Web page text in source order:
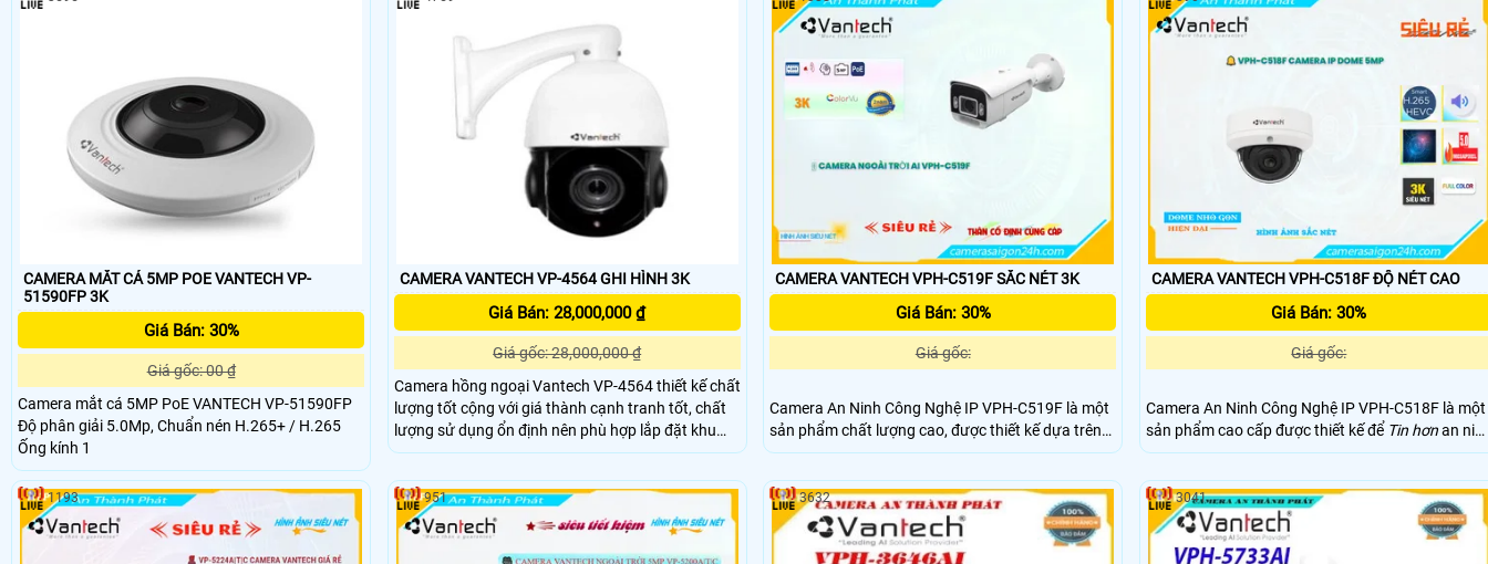
CAMERA MẮT CÁ 5MP POE VANTECH VP-
51590FP 3K
Giá Bán: 30%
Giá gốc: 00 ₫
Camera mắt cá 5MP PoE VANTECH VP-51590FP
Độ phân giải 5.0Mp, Chuẩn nén H.265+ / H.265
Ống kính 1
CAMERA VANTECH VP-4564 GHI HÌNH 3K
Giá Bán: 28,000,000 ₫
Giá gốc: 28,000,000 ₫
Camera hồng ngoại Vantech VP-4564 thiết kế chất
lượng tốt cộng với giá thành cạnh tranh tốt, chất
lượng sử dụng ổn định nên phù hợp lắp đặt khu
vực ngoài trời rộng lớn cho công trình xây dựng, xí
thương mại, v. v. v.
CAMERA VANTECH VPH-C519F SẮC NÉT 3K
Giá Bán: 30%
Giá gốc:
Camera An Ninh Công Nghệ IP VPH-C519F là một
sản phẩm chất lượng cao, được thiết kế dựa trên
công nghệ tiên tiến nhất hiện nay. Với độ phân giải
cho phép bạn giám sát an toàn tại cơ sở của bạn
CAMERA VANTECH VPH-C518F ĐỘ NÉT CAO
Giá Bán: 30%
Giá gốc:
Camera An Ninh Công Nghệ IP VPH-C518F là một
sản phẩm cao cấp được thiết kế để Tin hơnan ninh
cho nhà ở, văn phòng và các không gian công
cấp hình ảnh sắc nét, chi tiết và chất lượng cao.
VPH-C518F là lựa chọn lý tưởng để cải thiện an
ninh cho mọi môi trường
1193 951 3632 3041